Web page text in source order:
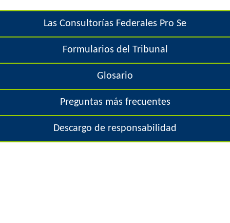
o
r
e
r
e
Las Consultorías Federales Pro Se
Formularios del Tribunal
Glosario
Preguntas más frecuentes
Descargo de responsabilidad